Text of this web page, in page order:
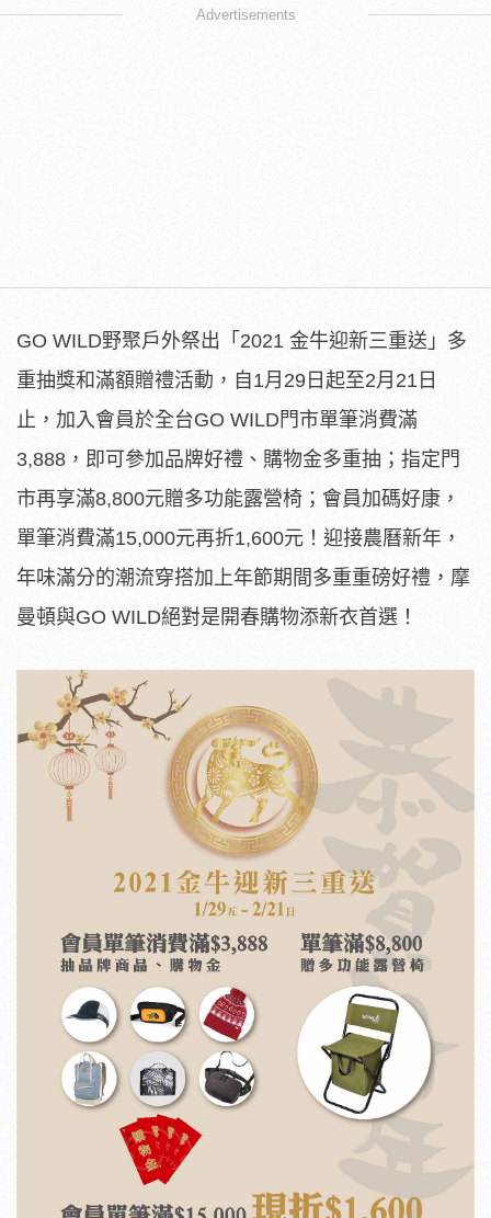
Advertisements
GO WILD野聚戶外祭出「2021 金牛迎新三重送」多
重抽獎和滿額贈禮活動，自1月29日起至2月21日
止，加入會員於全台GO WILD門市單筆消費滿
3,888，即可參加品牌好禮、購物金多重抽；指定門
市再享滿8,800元贈多功能露營椅；會員加碼好康，
單筆消費滿15,000元再折1,600元！迎接農曆新年，
年味滿分的潮流穿搭加上年節期間多重重磅好禮，摩
曼頓與GO WILD絕對是開春購物添新衣首選！